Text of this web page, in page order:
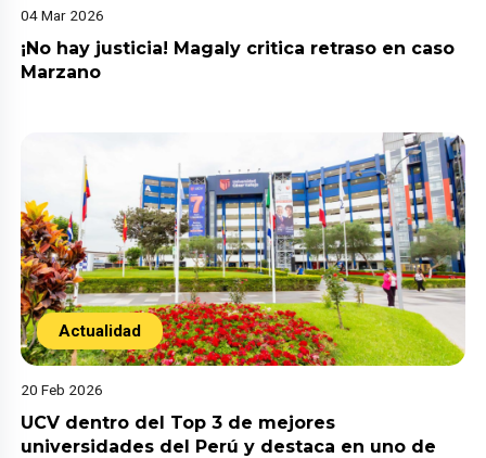
04 Mar 2026
¡No hay justicia! Magaly critica retraso en caso
Marzano
Actualidad
20 Feb 2026
UCV dentro del Top 3 de mejores
universidades del Perú y destaca en uno de